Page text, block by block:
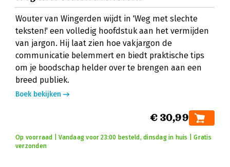
Wouter van Wingerden wijdt in 'Weg met slechte
teksten!' een volledig hoofdstuk aan het vermijden
van jargon. Hij laat zien hoe vakjargon de
communicatie belemmert en biedt praktische tips
om je boodschap helder over te brengen aan een
breed publiek.
Boek bekijken
€ 30,99
Op voorraad | Vandaag voor 23:00 besteld, dinsdag in huis | Gratis
verzonden